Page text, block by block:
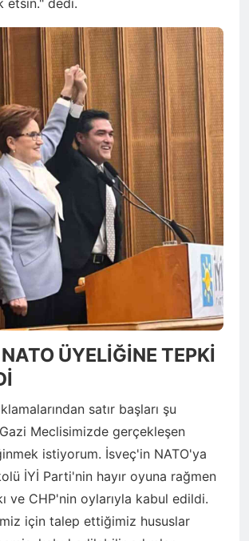
etsin." dedi.
ÜYELİĞİNE TEPKİ
satır başları şu
Meclisimizde gerçekleşen
istiyorum. İsveç'in NATO'ya
İYİ Parti'nin hayır oyuna rağmen
ve CHP'nin oylarıyla kabul edildi.
için talep ettiğimiz hususlar